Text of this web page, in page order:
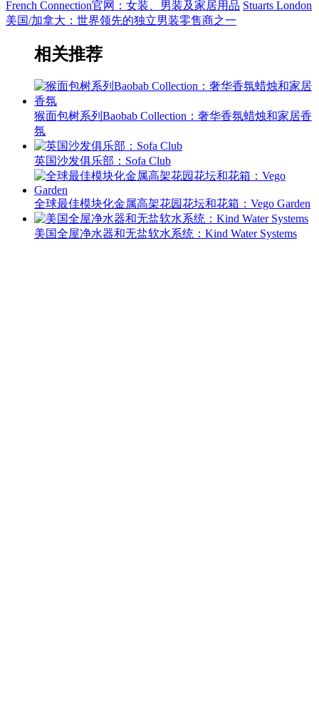
French Connection官网：女装、男装及家居用品 Stuarts London
美国/加拿大：世界领先的独立男装零售商之一
相关推荐
猴面包树系列Baobab Collection：奢华香氛蜡烛和家居香
氛
英国沙发俱乐部：Sofa Club
全球最佳模块化金属高架花园花坛和花箱：Vego Garden
美国全屋净水器和无盐软水系统：Kind Water Systems